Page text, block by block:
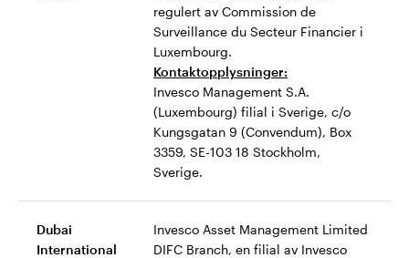
regulert av Commission de
Surveillance du Secteur Financier i
Luxembourg.
Kontaktopplysninger:
Invesco Management S.A.
(Luxembourg) filial i Sverige, c/o
Kungsgatan 9 (Convendum), Box
3359, SE-103 18 Stockholm,
Sverige.
Dubai
International
Invesco Asset Management Limited
DIFC Branch, en filial av Invesco